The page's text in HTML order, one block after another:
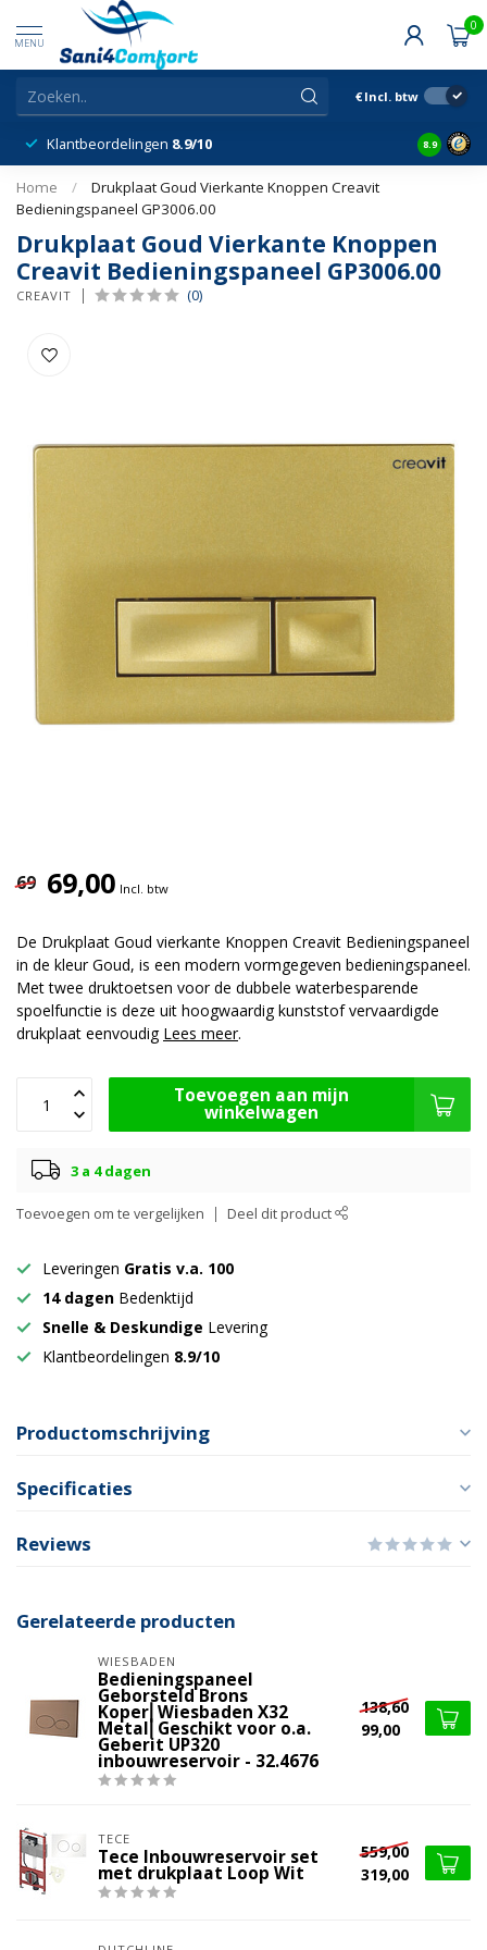
MENU
0
€ Incl. btw
Klantbeordelingen 8.9/10 8.9
Home /
Drukplaat Goud Vierkante Knoppen Creavit
Bedieningspaneel GP3006.00
Drukplaat Goud Vierkante Knoppen
Creavit Bedieningspaneel GP3006.00
CREAVIT (0)
69 69,00 Incl. btw
De Drukplaat Goud vierkante Knoppen Creavit Bedieningspaneel
in de kleur Goud, is een modern vormgegeven bedieningspaneel.
Met twee druktoetsen voor de dubbele waterbesparende
spoelfunctie is deze uit hoogwaardig kunststof vervaardigde
drukplaat eenvoudig Lees meer.
Toevoegen aan mijn
winkelwagen
3 a 4 dagen
Toevoegen om te vergelijken Deel dit product
Leveringen Gratis v.a. 100
14 dagen Bedenktijd
Snelle & Deskundige Levering
Klantbeordelingen 8.9/10
Productomschrijving
Specificaties
Reviews
Gerelateerde producten
WIESBADEN
Bedieningspaneel
Geborsteld Brons
Koper⎢Wiesbaden X32
Metal⎢Geschikt voor o.a.
Geberit UP320
inbouwreservoir - 32.4676
138,60
99,00
TECE
Tece Inbouwreservoir set
met drukplaat Loop Wit
559,00
319,00